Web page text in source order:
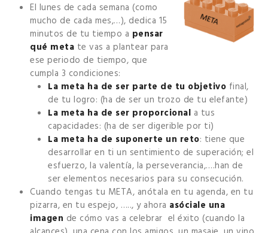
El lunes de cada semana (como
mucho de cada mes,…), dedica 15
minutos de tu tiempo a pensar
qué meta te vas a plantear para
ese periodo de tiempo, que
cumpla 3 condiciones:
La meta ha de ser parte de tu objetivo final,
de tu logro: (ha de ser un trozo de tu elefante)
La meta ha de ser proporcional a tus
capacidades: (ha de ser digerible por ti)
La meta ha de suponerte un reto: tiene que
desarrollar en ti un sentimiento de superación; el
esfuerzo, la valentía, la perseverancia,….han de
ser elementos necesarios para su consecución.
Cuando tengas tu META, anótala en tu agenda, en tu
pizarra, en tu espejo, ….., y ahora asóciale una
imagen de cómo vas a celebrar el éxito (cuando la